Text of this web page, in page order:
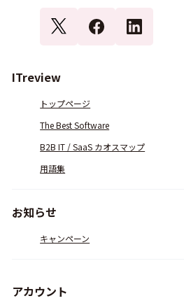
ITreview
トップページ
The Best Software
B2B IT / SaaS カオスマップ
用語集
お知らせ
キャンペーン
アカウント